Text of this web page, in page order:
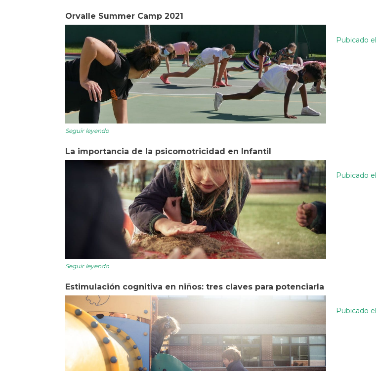
Orvalle Summer Camp 2021
Pubicado el
Seguir leyendo
La importancia de la psicomotricidad en Infantil
Pubicado el
Seguir leyendo
Estimulación cognitiva en niños: tres claves para potenciarla
Pubicado el